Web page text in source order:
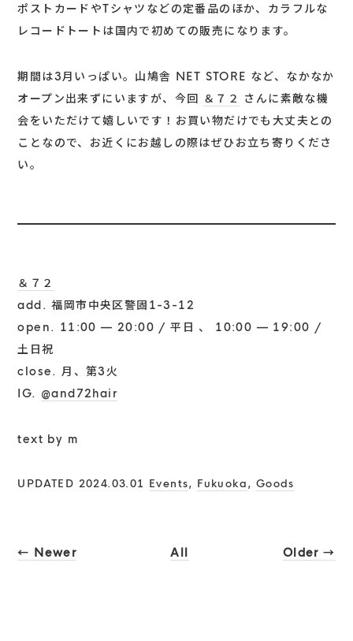
ポストカードやTシャツなどの定番品のほか、カラフルな
レコードトートは国内で初めての販売になります。
期間は3月いっぱい。山鳩舎 NET STORE など、なかなか
オープン出来ずにいますが、今回 ＆７２
さんに素敵な機
会をいただけて嬉しいです！お買い物だけでも大丈夫との
ことなので、お近くにお越しの際はぜひお立ち寄りくださ
い。
＆７２
add. 福岡市中央区警固1-3-12
open. 11:00 — 20:00 / 平日 、 10:00 — 19:00 /
土日祝
close. 月、第3火
IG. @and72hair
text by m
UPDATED 2024.03.01 Events, Fukuoka, Goods
Older →
← Newer All